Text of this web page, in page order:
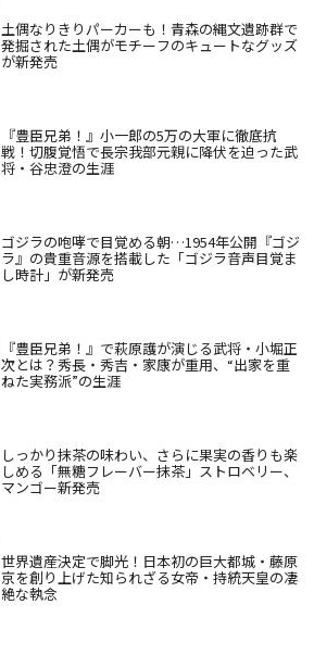
土偶なりきりパーカーも！青森の縄文遺跡群で
発掘された土偶がモチーフのキュートなグッズ
が新発売
『豊臣兄弟！』小一郎の5万の大軍に徹底抗
戦！切腹覚悟で長宗我部元親に降伏を迫った武
将・谷忠澄の生涯
ゴジラの咆哮で目覚める朝…1954年公開『ゴジ
ラ』の貴重音源を搭載した「ゴジラ音声目覚ま
し時計」が新発売
『豊臣兄弟！』で萩原護が演じる武将・小堀正
次とは？秀長・秀吉・家康が重用、“出家を重
ねた実務派”の生涯
しっかり抹茶の味わい、さらに果実の香りも楽
しめる「無糖フレーバー抹茶」ストロベリー、
マンゴー新発売
世界遺産決定で脚光！日本初の巨大都城・藤原
京を創り上げた知られざる女帝・持統天皇の凄
絶な執念